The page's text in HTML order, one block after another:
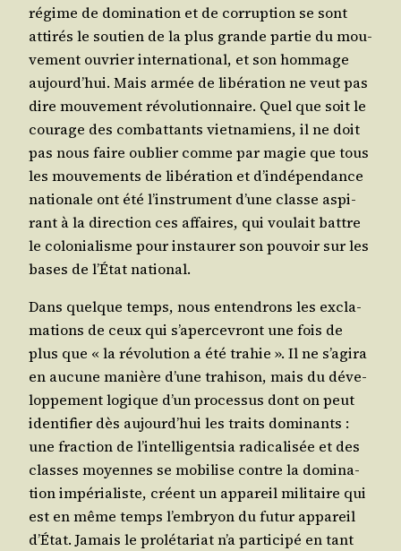
régime de domi­na­tion et de cor­rup­tion se sont
atti­rés le sou­tien de la plus grande par­tie du mou­
ve­ment ouvrier inter­na­tio­nal, et son hom­mage
aujourd’hui. Mais armée de libé­ra­tion ne veut pas
dire mou­ve­ment révo­lu­tion­naire. Quel que soit le
cou­rage des com­bat­tants viet­na­miens, il ne doit
pas nous faire oublier comme par magie que tous
les mou­ve­ments de libé­ra­tion et d’indépendance
natio­nale ont été l’instrument d’une classe aspi­
rant à la direc­tion ces affaires, qui vou­lait battre
le colo­nia­lisme pour ins­tau­rer son pou­voir sur les
bases de l’État national.
Dans quelque temps, nous enten­drons les excla­
ma­tions de ceux qui s’apercevront une fois de
plus que « la révo­lu­tion a été tra­hie ». Il ne s’agira
en aucune manière d’une tra­hi­son, mais du déve­
lop­pe­ment logique d’un pro­ces­sus dont on peut
iden­ti­fier dès aujourd’hui les traits domi­nants :
une frac­tion de l’intelligentsia radi­ca­li­sée et des
classes moyennes se mobi­lise contre la domi­na­
tion impé­ria­liste, créent un appa­reil mili­taire qui
est en même temps l’embryon du futur appa­reil
d’État. Jamais le pro­lé­ta­riat n’a par­ti­ci­pé en tant